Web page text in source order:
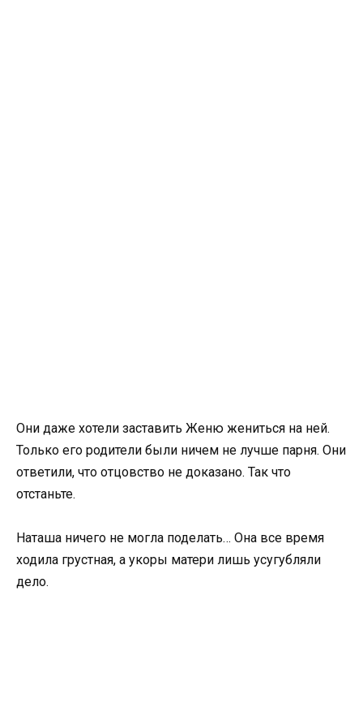
Они даже хотели заставить Женю жениться на ней.
Только его родители были ничем не лучше парня. Они
ответили, что отцовство не доказано. Так что
отстаньте.
Наташа ничего не могла поделать… Она все время
ходила грустная, а укоры матери лишь усугубляли
дело.